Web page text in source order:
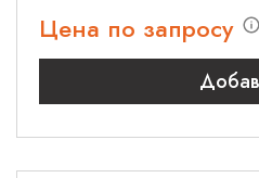
Цена по запросу